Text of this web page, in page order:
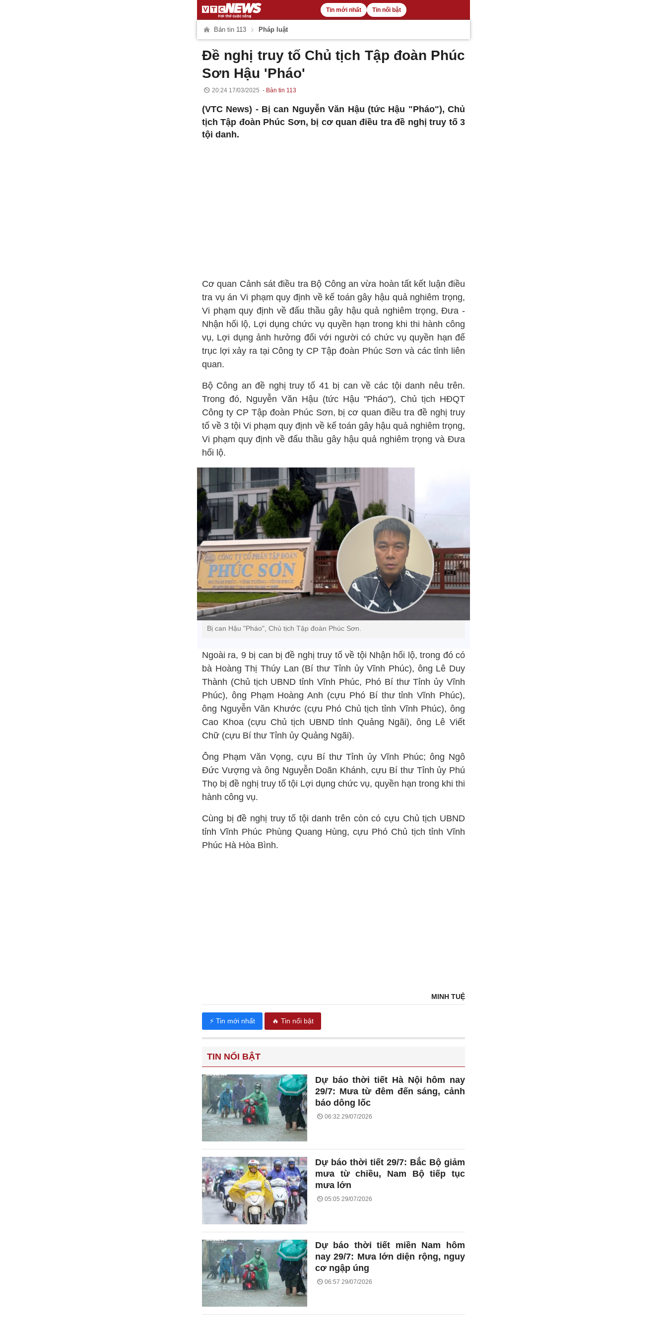
Tin mới nhất Tin nổi bật
Bản tin 113 Pháp luật
Đề nghị truy tố Chủ tịch Tập đoàn Phúc
Sơn Hậu 'Pháo'
20:24 17/03/2025 Bản tin 113
(VTC News) - Bị can Nguyễn Văn Hậu (tức Hậu "Pháo"), Chủ
tịch Tập đoàn Phúc Sơn, bị cơ quan điều tra đề nghị truy tố 3
tội danh.
Cơ quan Cảnh sát điều tra Bộ Công an vừa hoàn tất kết luận điều
tra vụ án Vi phạm quy định về kế toán gây hậu quả nghiêm trọng,
Vi phạm quy định về đấu thầu gây hậu quả nghiêm trọng, Đưa -
Nhận hối lộ, Lợi dụng chức vụ quyền hạn trong khi thi hành công
vụ, Lợi dụng ảnh hưởng đối với người có chức vụ quyền hạn để
trục lợi xảy ra tại Công ty CP Tập đoàn Phúc Sơn và các tỉnh liên
quan.
Bộ Công an đề nghị truy tố 41 bị can về các tội danh nêu trên.
Trong đó, Nguyễn Văn Hậu (tức Hậu "Pháo"), Chủ tịch HĐQT
Công ty CP Tập đoàn Phúc Sơn, bị cơ quan điều tra đề nghị truy
tố về 3 tội Vi phạm quy định về kế toán gây hậu quả nghiêm trọng,
Vi phạm quy định về đấu thầu gây hậu quả nghiêm trọng và Đưa
hối lộ.
Bị can Hậu "Pháo", Chủ tịch Tập đoàn Phúc Sơn.
Ngoài ra, 9 bị can bị đề nghị truy tố về tội Nhận hối lộ, trong đó có
bà Hoàng Thị Thúy Lan (Bí thư Tỉnh ủy Vĩnh Phúc), ông Lê Duy
Thành (Chủ tịch UBND tỉnh Vĩnh Phúc, Phó Bí thư Tỉnh ủy Vĩnh
Phúc), ông Phạm Hoàng Anh (cựu Phó Bí thư tỉnh Vĩnh Phúc),
ông Nguyễn Văn Khước (cựu Phó Chủ tịch tỉnh Vĩnh Phúc), ông
Cao Khoa (cựu Chủ tịch UBND tỉnh Quảng Ngãi), ông Lê Viết
Chữ (cựu Bí thư Tỉnh ủy Quảng Ngãi).
Ông Phạm Văn Vọng, cựu Bí thư Tỉnh ủy Vĩnh Phúc; ông Ngô
Đức Vượng và ông Nguyễn Doãn Khánh, cựu Bí thư Tỉnh ủy Phú
Thọ bị đề nghị truy tố tội Lợi dụng chức vụ, quyền hạn trong khi thi
hành công vụ.
Cùng bị đề nghị truy tố tội danh trên còn có cựu Chủ tịch UBND
tỉnh Vĩnh Phúc Phùng Quang Hùng, cựu Phó Chủ tịch tỉnh Vĩnh
Phúc Hà Hòa Bình.
MINH TUỆ
⚡ Tin mới nhất 🔥 Tin nổi bật
TIN NỔI BẬT
Dự báo thời tiết Hà Nội hôm nay
29/7: Mưa từ đêm đến sáng, cảnh
báo dông lốc
06:32 29/07/2026
Dự báo thời tiết 29/7: Bắc Bộ giảm
mưa từ chiều, Nam Bộ tiếp tục
mưa lớn
05:05 29/07/2026
Dự báo thời tiết miền Nam hôm
nay 29/7: Mưa lớn diện rộng, nguy
cơ ngập úng
06:57 29/07/2026